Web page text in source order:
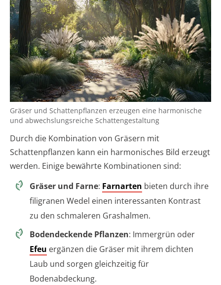
Gräser und Schattenpflanzen erzeugen eine harmonische
und abwechslungsreiche Schattengestaltung
Durch die Kombination von Gräsern mit
Schattenpflanzen kann ein harmonisches Bild erzeugt
werden. Einige bewährte Kombinationen sind:
Gräser und Farne: Farnarten bieten durch ihre
filigranen Wedel einen interessanten Kontrast
zu den schmaleren Grashalmen.
Bodendeckende Pflanzen: Immergrün oder
Efeu ergänzen die Gräser mit ihrem dichten
Laub und sorgen gleichzeitig für
Bodenabdeckung.